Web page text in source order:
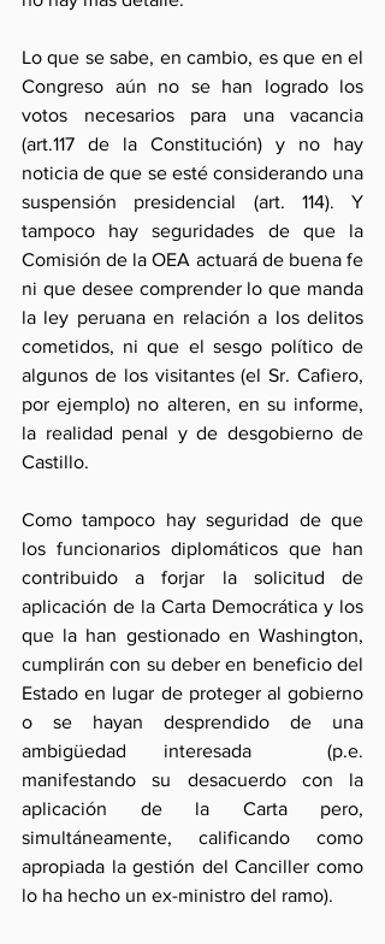
Lo que se sabe, en cambio, es que en el
Congreso aún no se han logrado los
votos necesarios para una vacancia
(art.117 de la Constitución) y no hay
noticia de que se esté considerando una
suspensión presidencial (art. 114). Y
tampoco hay seguridades de que la
Comisión de la OEA actuará de buena fe
ni que desee comprender lo que manda
la ley peruana en relación a los delitos
cometidos, ni que el sesgo político de
algunos de los visitantes (el Sr. Cafiero,
por ejemplo) no alteren, en su informe,
la realidad penal y de desgobierno de
Castillo.
Como tampoco hay seguridad de que
los funcionarios diplomáticos que han
contribuido a forjar la solicitud de
aplicación de la Carta Democrática y los
que la han gestionado en Washington,
cumplirán con su deber en beneficio del
Estado en lugar de proteger al gobierno
o se hayan desprendido de una
ambigüedad interesada  (p.e.
manifestando su desacuerdo con la
aplicación de la Carta pero,
simultáneamente, calificando como
apropiada la gestión del Canciller como
lo ha hecho un ex-ministro del ramo).